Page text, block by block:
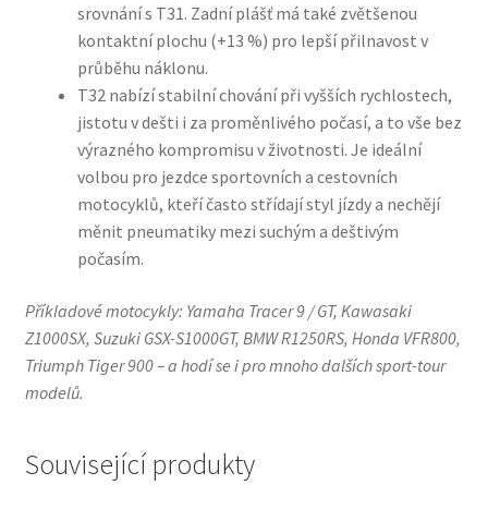
srovnání s T31. Zadní plášť má také zvětšenou
kontaktní plochu (+13 %) pro lepší přilnavost v
průběhu náklonu.
T32 nabízí stabilní chování při vyšších rychlostech,
jistotu v dešti i za proměnlivého počasí, a to vše bez
výrazného kompromisu v životnosti. Je ideální
volbou pro jezdce sportovních a cestovních
motocyklů, kteří často střídají styl jízdy a nechějí
měnit pneumatiky mezi suchým a deštivým
počasím.
Příkladové motocykly: Yamaha Tracer 9 / GT, Kawasaki
Z1000SX, Suzuki GSX-S1000GT, BMW R1250RS, Honda VFR800,
Triumph Tiger 900 – a hodí se i pro mnoho dalších sport-tour
modelů.
Související produkty